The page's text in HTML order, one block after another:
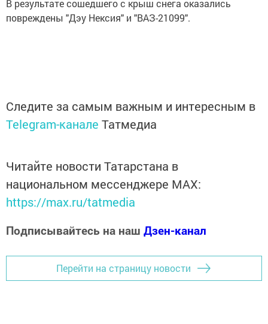
В результате сошедшего с крыш снега оказались
повреждены "Дэу Нексия" и "ВАЗ-21099".
Следите за самым важным и интересным в
Telegram-канале Татмедиа
Читайте новости Татарстана в
национальном мессенджере MАХ:
https://max.ru/tatmedia
Подписывайтесь на наш Дзен-канал
Перейти на страницу новости